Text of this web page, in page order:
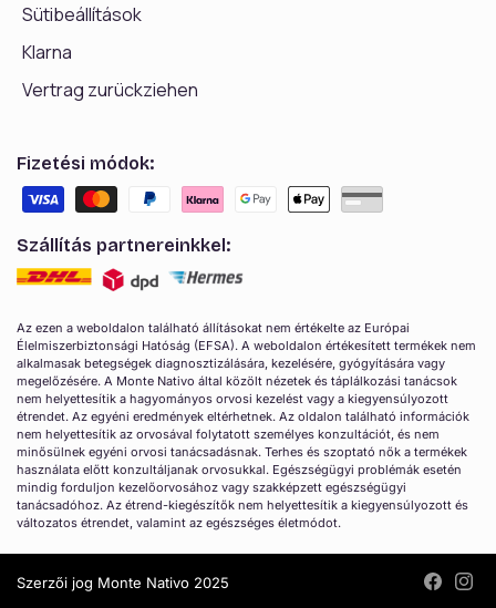
Sütibeállítások
Klarna
Vertrag zurückziehen
Fizetési módok:
Szállítás partnereinkkel:
Az ezen a weboldalon található állításokat nem értékelte az Európai
Élelmiszerbiztonsági Hatóság (EFSA). A weboldalon értékesített termékek nem
alkalmasak betegségek diagnosztizálására, kezelésére, gyógyítására vagy
megelőzésére. A Monte Nativo által közölt nézetek és táplálkozási tanácsok
nem helyettesítik a hagyományos orvosi kezelést vagy a kiegyensúlyozott
étrendet. Az egyéni eredmények eltérhetnek. Az oldalon található információk
nem helyettesítik az orvosával folytatott személyes konzultációt, és nem
minősülnek egyéni orvosi tanácsadásnak. Terhes és szoptató nők a termékek
használata előtt konzultáljanak orvosukkal. Egészségügyi problémák esetén
mindig forduljon kezelőorvosához vagy szakképzett egészségügyi
tanácsadóhoz. Az étrend-kiegészítők nem helyettesítik a kiegyensúlyozott és
változatos étrendet, valamint az egészséges életmódot.
Szerzői jog Monte Nativo 2025 Facebook